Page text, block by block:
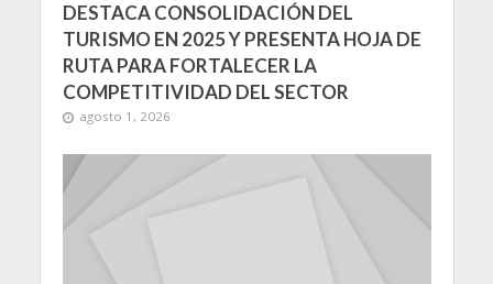
DESTACA CONSOLIDACIÓN DEL
TURISMO EN 2025 Y PRESENTA HOJA DE
RUTA PARA FORTALECER LA
COMPETITIVIDAD DEL SECTOR
agosto 1, 2026